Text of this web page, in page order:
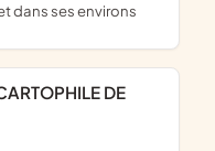
dans ses environs